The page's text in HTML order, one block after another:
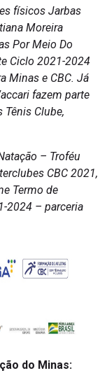
físicos Jarbas
Moreira
Por Meio Do
Ciclo 2021-2024
Minas e CBC. Já
fazem parte
Clube,
– Troféu
CBC 2021,
Termo de
2024 – parceria
do Minas: